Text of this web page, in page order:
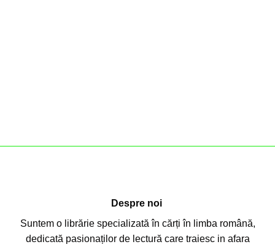
Despre noi
Suntem o librărie specializată în cărți în limba română,
dedicată pasionaților de lectură care traiesc in afara